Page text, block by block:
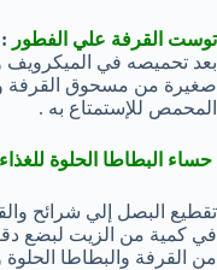
توست القرفة علي الفطور :
بعد تحميصه في الميكرويف
صغيرة من مسحوق القرفة
المحمص للإستمتاع به .
حساء البطاطا الحلوة
تقطيع البصل إلي شرائح
في كمية من الزيت لبضع
من القرفة والبطاطا